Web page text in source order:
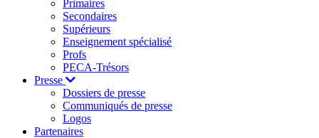
Primaires
Secondaires
Supérieurs
Enseignement spécialisé
Profs
PECA-Trésors
Presse
Dossiers de presse
Communiqués de presse
Logos
Partenaires